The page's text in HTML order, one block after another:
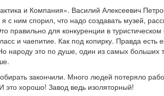
и Компания». Василий Алексеевич
ним спорил, что надо создавать музей,
правильно для конкуренции в
и чаепитие. Как под копирку. Правда есть
народу это по душе, один из самых больших
закончили. Много людей потеряло
это хорошо! Завод ведь изоляторный!